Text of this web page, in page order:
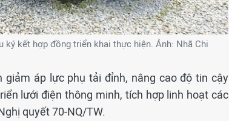
ký kết hợp đồng triển khai thực hiện. Ảnh: Nhã Chi
áp lực phụ tải đỉnh, nâng cao độ tin cậy
lưới điện thông minh, tích hợp linh hoạt các
quyết 70-NQ/TW.